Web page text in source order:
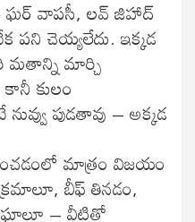
ఘర్ వాపసీ, లవ్ జిహాద్
చెయ్యలేదు. ఇక్కడ
మార్చి
కులం
పుడతావు – అక్కడ
మాత్రం విజయం
బీఫ్ తినడం,
– వీటితో